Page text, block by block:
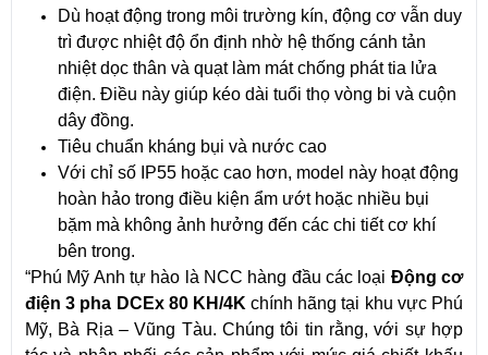
Dù hoạt động trong môi trường kín, động cơ vẫn duy
trì được nhiệt độ ổn định nhờ hệ thống cánh tản
nhiệt dọc thân và quạt làm mát chống phát tia lửa
điện. Điều này giúp kéo dài tuổi thọ vòng bi và cuộn
dây đồng.
Tiêu chuẩn kháng bụi và nước cao
Với chỉ số IP55 hoặc cao hơn, model này hoạt động
hoàn hảo trong điều kiện ẩm ướt hoặc nhiều bụi
bặm mà không ảnh hưởng đến các chi tiết cơ khí
bên trong.
“Phú Mỹ Anh tự hào là NCC hàng đầu các loại Động cơ
điện 3 pha DCEx 80 KH/4K chính hãng tại khu vực Phú
Mỹ, Bà Rịa – Vũng Tàu. Chúng tôi tin rằng, với sự hợp